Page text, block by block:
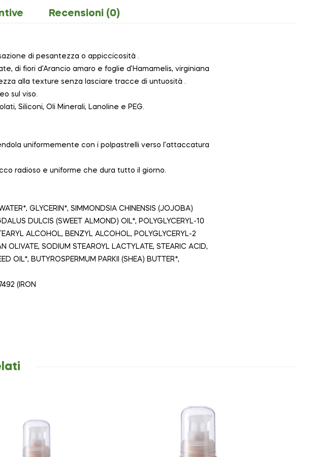
Recensioni (0)
di pesantezza o appiccicosità .
di fiori d’Arancio amaro e foglie d’Hamamelis, virginiana
alla texture senza lasciare tracce di untuosità .
sul viso.
Siliconi, Oli Minerali, Lanoline e PEG.
uniformemente con i polpastrelli verso l’attaccatura
radioso e uniforme che dura tutto il giorno.
GLYCERIN*, SIMMONDSIA CHINENSIS (JOJOBA)
DULCIS (SWEET ALMOND) OIL*, POLYGLYCERYL-10
ALCOHOL, BENZYL ALCOHOL, POLYGLYCERYL-2
OLIVATE, SODIUM STEAROYL LACTYLATE, STEARIC ACID,
OIL*, BUTYROSPERMUM PARKII (SHEA) BUTTER*,
(IRON